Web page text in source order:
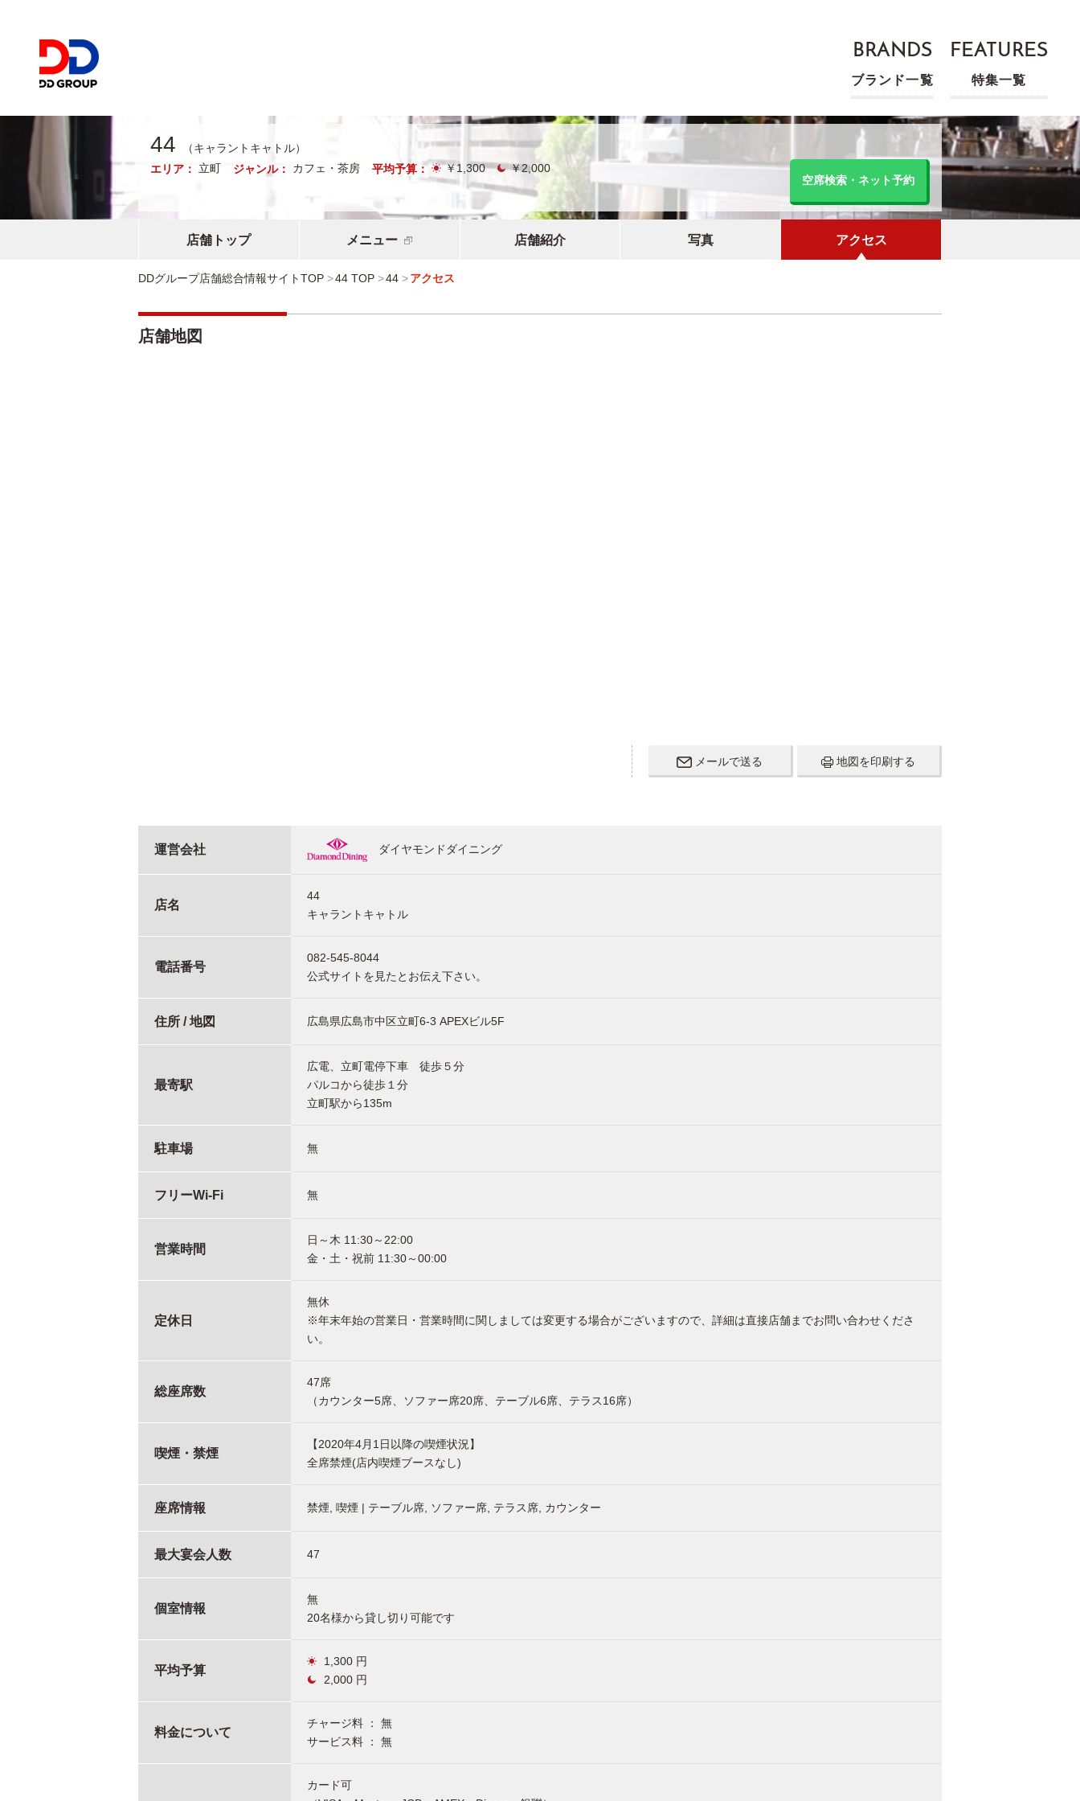
BRANDS
ブランド一覧
FEATURES
特集一覧
44
（キャラントキャトル）
エリア：
立町 ジャンル： カフェ・茶房 平均予算： ￥1,300
￥2,000
空席検索・ネット予約
店舗トップ メニュー 店舗紹介 写真 アクセス
DDグループ店舗総合情報サイトTOP 44 TOP 44 アクセス
店舗地図
メールで送る 地図を印刷する
運営会社 ダイヤモンドダイニング
店名
44
キャラントキャトル
電話番号
082-545-8044
公式サイトを見たとお伝え下さい。
住所 / 地図 広島県広島市中区立町6-3 APEXビル5F
最寄駅
広電、立町電停下車 徒歩５分
パルコから徒歩１分
立町駅から135m
駐車場 無
フリーWi-Fi 無
営業時間
日～木 11:30～22:00
金・土・祝前 11:30～00:00
定休日
無休
※年末年始の営業日・営業時間に関しましては変更する場合がございますので、詳細は直接店舗までお問い合わせくださ
い。
総座席数
47席
（カウンター5席、ソファー席20席、テーブル6席、テラス16席）
喫煙・禁煙
【2020年4月1日以降の喫煙状況】
全席禁煙(店内喫煙ブースなし)
座席情報 禁煙, 喫煙 | テーブル席, ソファー席, テラス席, カウンター
最大宴会人数 47
個室情報
無
20名様から貸し切り可能です
平均予算
1,300 円
2,000 円
料金について
チャージ料 ： 無
サービス料 ： 無
カード可